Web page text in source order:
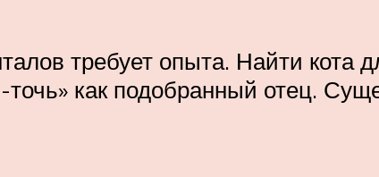
требует опыта. Найти кота
точь» как подобранный отец.